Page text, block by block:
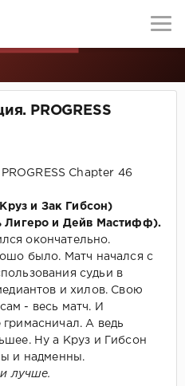
PROGRESS
и Зак Гибсон)
Лигеро и Дейв Мастифф).
окончательно.
было. Матч начался с
судьи в
и хилов. Свою
- весь матч. И
А ведь
Ну а Круз и Гибсон
и надменны.
лучше.